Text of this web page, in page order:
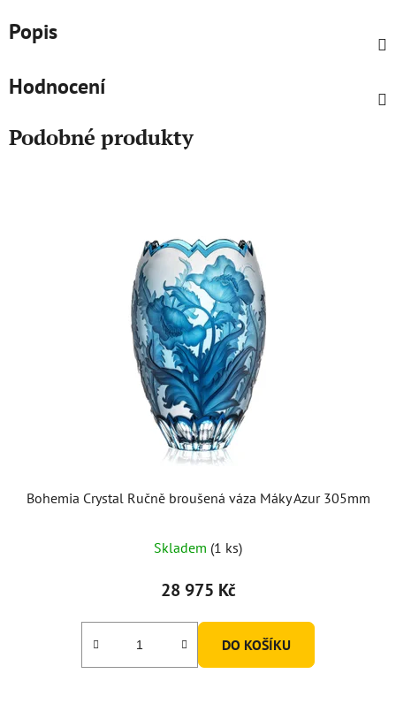
Popis
Hodnocení
Podobné produkty
Bohemia Crystal Ručně broušená váza Máky Azur 305mm
Skladem (1 ks)
28 975 Kč
DO KOŠÍKU